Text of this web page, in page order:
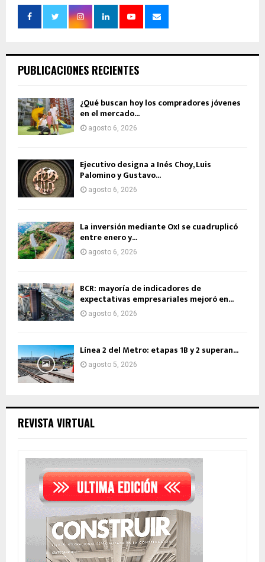
PUBLICACIONES RECIENTES
¿Qué buscan hoy los compradores jóvenes
en el mercado...
agosto 6, 2026
Ejecutivo designa a Inés Choy, Luis
Palomino y Gustavo...
agosto 6, 2026
La inversión mediante OxI se cuadruplicó
entre enero y...
agosto 6, 2026
BCR: mayoría de indicadores de
expectativas empresariales mejoró en...
agosto 6, 2026
Línea 2 del Metro: etapas 1B y 2 superan...
agosto 5, 2026
REVISTA VIRTUAL